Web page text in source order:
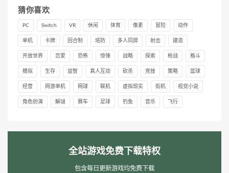
猜你喜欢
PC Switch VR 休闲 体育 像素 冒险 动作
单机 卡牌 回合制 塔防 多人同屏 射击 建造
开放世界 恋爱 恐怖 惊悚 战略 探索 枪战 格斗
模拟 生存 益智 真人互动 砍杀 竞技 策略 篮球
经营 网游单机 网球 联机 虚拟现实 街机 视觉小说
角色扮演 解谜 赛车 足球 钓鱼 音乐 飞行
全站游戏免费下载特权
包含每日更新游戏均免费下载